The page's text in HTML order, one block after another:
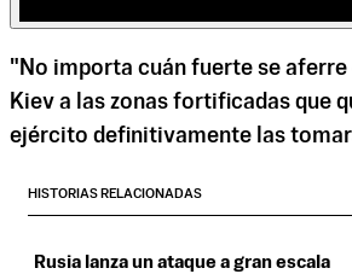
"No importa cuán fuerte se aferre
Kiev a las zonas fortificadas que
ejército definitivamente las
HISTORIAS RELACIONADAS
Rusia lanza un ataque a gran escala